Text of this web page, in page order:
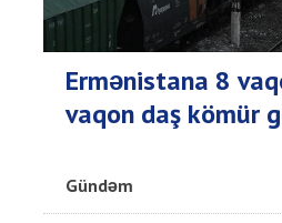
Ermənistana 8
vaqon daş kömür
Gündəm